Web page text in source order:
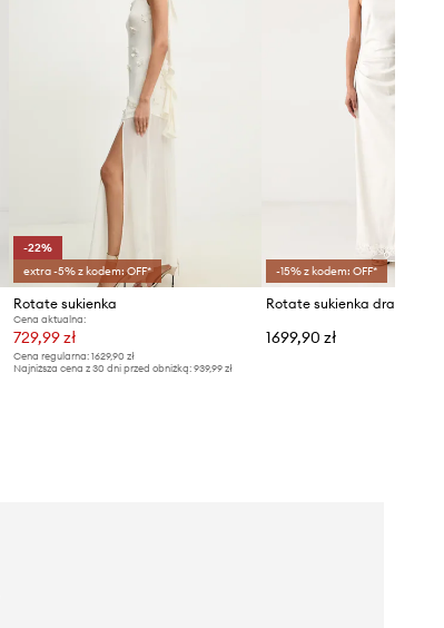
-22%
extra -5% z kodem: OFF*
Rotate sukienka
Cena aktualna:
729,99 zł
Cena regularna:1629,90 zł
Najniższa cena z 30 dni przed obniżką:939,99 zł
-15% z kodem: OFF*
Rotate sukienka
1699,90 zł